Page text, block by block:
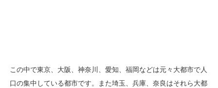
この中で東京、大阪、神奈川、愛知、福岡などは元々大都市で人
口の集中している都市です。また埼玉、兵庫、奈良はそれら大都